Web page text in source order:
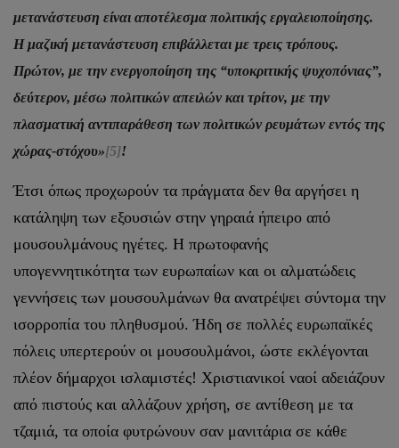
μετανάστευση είναι αποτέλεσμα πολιτικής εργαλειοποίησης.
Η μαζική μετανάστευση επιβάλλεται με τρεις τρόπους.
Πρώτον, με την ενεργοποίηση της “υποκριτικής ψυχοπόνιας”,
δεύτερον, μέσω πολιτικών απειλών και τρίτον, με την
πλασματική αντιπαράθεση των πολιτικών ρευμάτων εντός της
χώρας-στόχου»[5]!
Έτσι όπως προχωρούν τα πράγματα δεν θα αργήσει η
κατάληψη των εξουσιών στην γηραιά ήπειρο από
μουσουλμάνους ηγέτες. Η πρωτοφανής
υπογεννητικότητα των ευρωπαίων και οι αλματώδεις
γεννήσεις των μουσουλμάνων θα ανατρέψει σύντομα την
ισορροπία του πληθυσμού. Ήδη σε πολλές ευρωπαϊκές
πόλεις υπερτερούν οι μουσουλμάνοι, ώστε εκλέγονται
πλέον δήμαρχοι ισλαμιστές! Χριστιανικοί ναοί αδειάζουν
από πιστούς και αλλάζουν χρήση, σε αντίθεση με τα
τζαμιά, τα οποία φυτρώνουν σαν μανιτάρια σε κάθε